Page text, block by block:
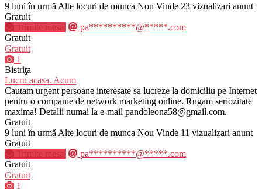
9 luni în urmă Alte locuri de munca Nou Vinde 23 vizualizari anunt
Gratuit
Trimite mesaj
pa**********@*****.com
Gratuit
Gratuit
1
Bistriţa
Lucru acasa. Acum
Cautam urgent persoane interesate sa lucreze la domiciliu pe Internet
pentru o companie de network marketing online. Rugam seriozitate
maxima! Detalii numai la e-mail pandoleona58@gmail.com.
Gratuit
9 luni în urmă Alte locuri de munca Nou Vinde 11 vizualizari anunt
Gratuit
Trimite mesaj
pa**********@*****.com
Gratuit
Gratuit
1